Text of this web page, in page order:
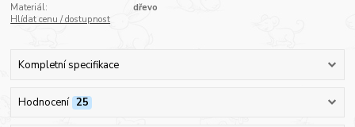
Materiál:
dřevo
Hlídat cenu / dostupnost
Kompletní specifikace
Hodnocení 25